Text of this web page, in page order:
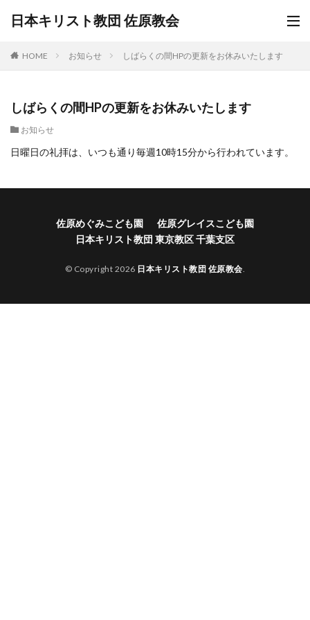
日本キリスト教団 佐原教会
HOME お知らせ しばらくの間HPの更新をお休みいたします
しばらくの間HPの更新をお休みいたします
お知らせ
日曜日の礼拝は、いつも通り毎週10時15分から行われています。
佐原めぐみこども園
佐原グレイスこども園
日本キリスト教団 東京教区 千葉支区
© Copyright 2026 日本キリスト教団 佐原教会.